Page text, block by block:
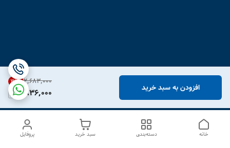
۲٬۶۸۳٬۰۰۰ 31%
1,836,000 افزودن به سبد خرید
پروفایل سبد خرید دسته‌بندی خانه